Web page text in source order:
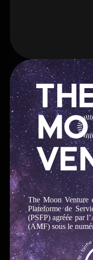
The Moon Venture
Plateforme de
(PSFP) agréée par
(AMF) sous le